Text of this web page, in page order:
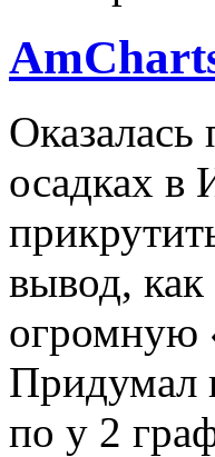
осадках в
вывод,
огромную
Придумал
по y 2